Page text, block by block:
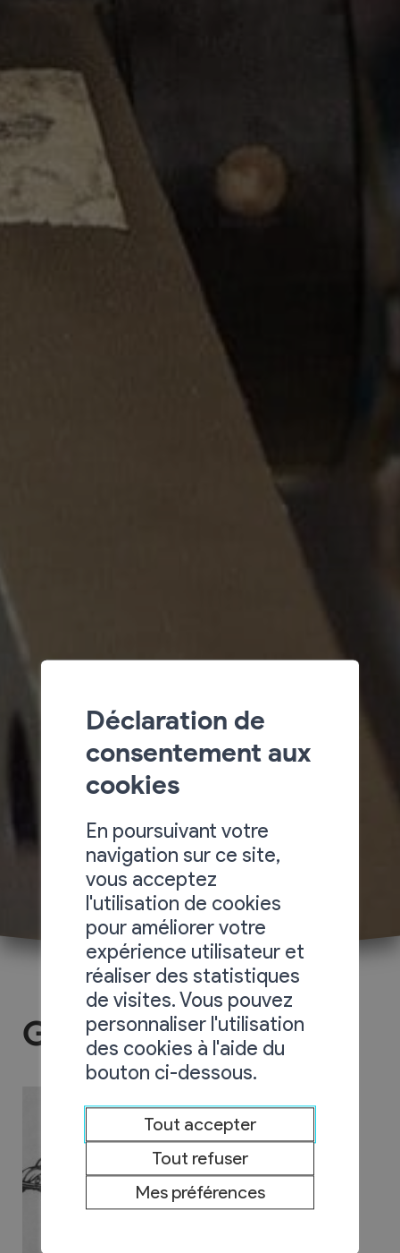
Garage des Plantys
Déclaration de
consentement aux
cookies
En poursuivant votre
navigation sur ce site,
vous acceptez
l'utilisation de cookies
pour améliorer votre
expérience utilisateur et
réaliser des statistiques
de visites. Vous pouvez
personnaliser l'utilisation
des cookies à l'aide du
bouton ci-dessous.
Tout accepter
Tout refuser
Mes préférences